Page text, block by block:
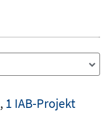
, 1 IAB-Projekt